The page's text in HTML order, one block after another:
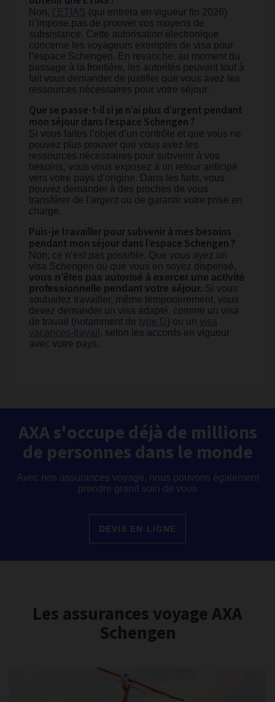
Non, l’ETIAS (qui entrera en vigueur fin 2026)
n’impose pas de prouver vos moyens de
subsistance. Cette autorisation électronique
concerne les voyageurs exemptés de visa pour
l’espace Schengen. En revanche, au moment du
passage à la frontière, les autorités peuvent tout à
fait vous demander de justifier que vous avez les
ressources nécessaires pour votre séjour.
Que se passe-t-il si je n’ai plus d’argent pendant
mon séjour dans l’espace Schengen ?
Si vous faites l’objet d’un contrôle et que vous ne
pouvez plus prouver que vous avez les
ressources nécessaires pour subvenir à vos
besoins, vous vous exposez à un retour anticipé
vers votre pays d’origine. Dans les faits, vous
pouvez demander à des proches de vous
transférer de l’argent ou de garantir votre prise en
charge.
Puis-je travailler pour subvenir à mes besoins
pendant mon séjour dans l’espace Schengen ?
Non, ce n’est pas possible. Que vous ayez un
visa Schengen ou que vous en soyez dispensé,
vous n’êtes pas autorisé à exercer une activité
professionnelle pendant votre séjour. Si vous
souhaitez travailler, même temporairement, vous
devez demander un visa adapté, comme un visa
de travail (notamment de type D) ou un visa
vacances-travail
, selon les accords en vigueur
avec votre pays.
AXA s'occupe déjà de millions
de personnes dans le monde
Avec nos assurances voyage, nous pouvons également
prendre grand soin de vous
DEVIS EN LIGNE
Les assurances voyage AXA
Schengen